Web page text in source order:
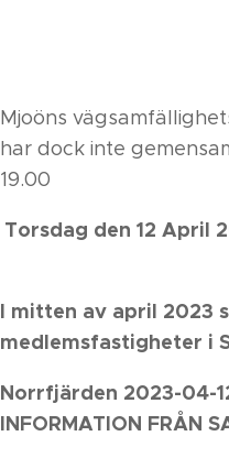
Mjoöns
har dock inte
19.00
Torsdag den 12 April
I mitten av april 2023
medlemsfastigheter i
Norrfjärden 2023-04-
INFORMATION FRÅN